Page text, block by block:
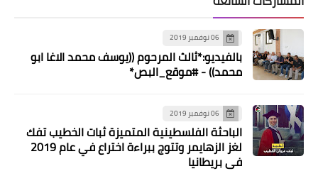
أخبار متنوعة
تفاصيل صادمة حول تفجيرات "البيجر"
الموساد يكشف
06 نوفمبر 2019
بالفيديو:*ثالث المرحوم ((يوسف محمد الاغا ابو
محمد)) - #موقع_البص*
06 نوفمبر 2019
الباحثة الفلسطينية المتميزة ثبات الخطيب تفك
لغز الزهايمر وتتوج ببراءة اختراع في عام 2019
في بريطانيا